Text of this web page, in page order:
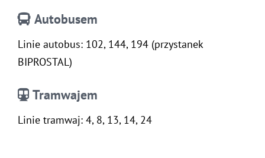
Autobusem
Linie autobus: 102, 144, 194 (przystanek
BIPROSTAL)
Tramwajem
Linie tramwaj: 4, 8, 13, 14, 24